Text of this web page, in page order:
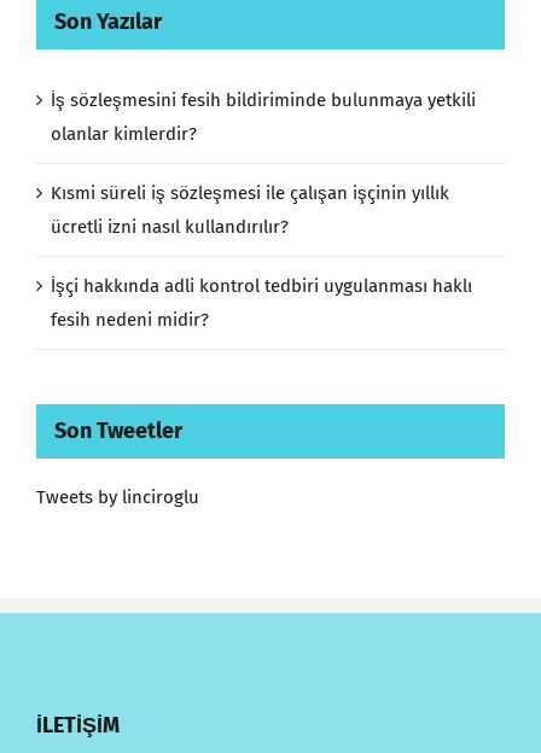
Son Yazılar
İş sözleşmesini fesih bildiriminde bulunmaya yetkili
olanlar kimlerdir?
Kısmi süreli iş sözleşmesi ile çalışan işçinin yıllık
ücretli izni nasıl kullandırılır?
İşçi hakkında adli kontrol tedbiri uygulanması haklı
fesih nedeni midir?
Son Tweetler
Tweets by linciroglu
İLETİŞİM